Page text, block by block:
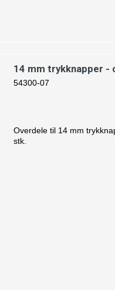
14 mm trykknapper -
54300-07
Overdele til 14 mm
stk.